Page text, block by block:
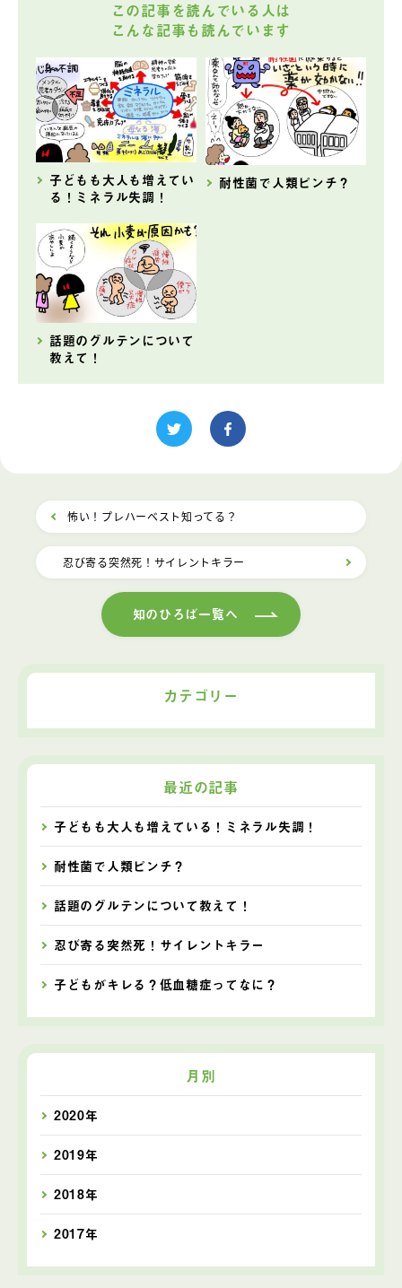
この記事を読んでいる人は
こんな記事も読んでいます
子どもも大人も増えてい
る！ミネラル失調！
耐性菌で人類ピンチ？
話題のグルテンについて
教えて！
怖い！プレハーベスト知ってる？
忍び寄る突然死！サイレントキラー
知のひろば一覧へ
カテゴリー
最近の記事
子どもも大人も増えている！ミネラル失調！
耐性菌で人類ピンチ？
話題のグルテンについて教えて！
忍び寄る突然死！サイレントキラー
子どもがキレる？低血糖症ってなに？
月別
2020年
2019年
2018年
2017年